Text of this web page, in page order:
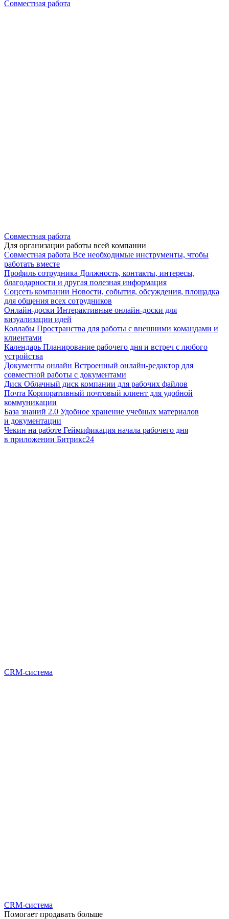
Совместная работа
Совместная работа
Для организации работы всей компании
Совместная работа Все необходимые инструменты, чтобы
работать вместе
Профиль сотрудника Должность, контакты, интересы,
благодарности и другая полезная информация
Соцсеть компании Новости, события, обсуждения, площадка
для общения всех сотрудников
Онлайн-доски Интерактивные онлайн-доски для
визуализации идей
Коллабы Пространства для работы с внешними командами и
клиентами
Календарь Планирование рабочего дня и встреч с любого
устройства
Документы онлайн Встроенный онлайн-редактор для
совместной работы с документами
Диск Облачный диск компании для рабочих файлов
Почта Корпоративный почтовый клиент для удобной
коммуникации
База знаний 2.0 Удобное хранение учебных материалов
и документации
Чекин на работе Геймификация начала рабочего дня
в приложении Битрикс24
CRM-система
CRM-система
Помогает продавать больше